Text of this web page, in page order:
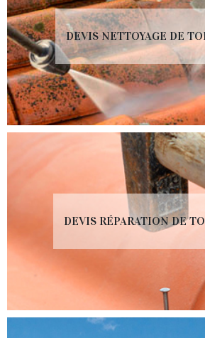
DEVIS NETTOYAGE DE
DEVIS RÉPARATION DE